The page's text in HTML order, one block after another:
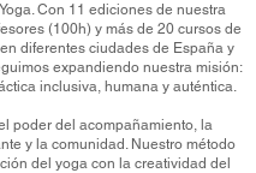
Con 11 ediciones de nuestra
(100h) y más de 20 cursos de
diferentes ciudades de España y
expandiendo nuestra misión:
inclusiva, humana y auténtica.
poder del acompañamiento, la
y la comunidad. Nuestro método
del yoga con la creatividad del